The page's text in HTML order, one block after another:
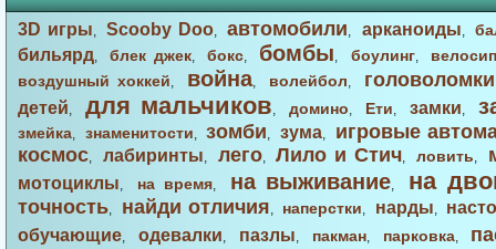
3D игры,Scooby Doo,автомобили, арканоиды,
бильярд,блек джек,бокс, бомбы, боулинг,
воздушный хоккей, война, волейбол, головоломки
детей, для мальчиков, домино, Ети, замки,
змейка, знаменитости,зомби, зума,
игровые
космос, лабиринты, лего,Лило и Стич,ловить,
мотоциклы, на время, на выживание, на
точность, найди отличия, наперстки, нарды,
обучающие, одевалки, пазлы, пакман, парковка,